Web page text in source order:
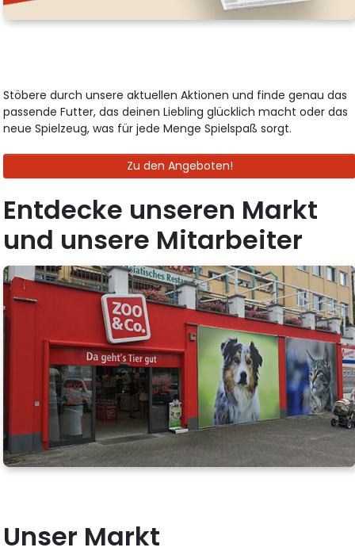
Stöbere durch unsere aktuellen Aktionen und finde genau das
passende Futter, das deinen Liebling glücklich macht oder das
neue Spielzeug, was für jede Menge Spielspaß sorgt.
Zu den Angeboten!
Entdecke unseren Markt
und unsere Mitarbeiter
Unser Markt